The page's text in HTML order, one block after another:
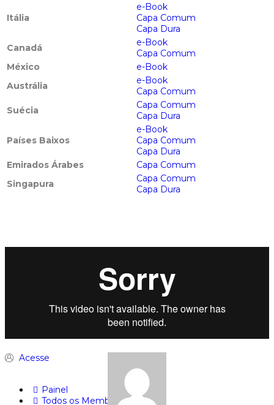
Itália
e-Book
Capa Comum
Capa Dura
Canadá
e-Book
Capa Comum
México
e-Book
Austrália
e-Book
Capa Comum
Suécia
Capa Comum
Capa Dura
Países Baixos
e-Book
Capa Comum
Capa Dura
Emirados Árabes
Capa Comum
Singapura
Capa Comum
Capa Dura
Acesse
Painel
Todos os Membros